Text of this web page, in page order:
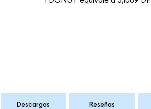
Descargas Reseñas